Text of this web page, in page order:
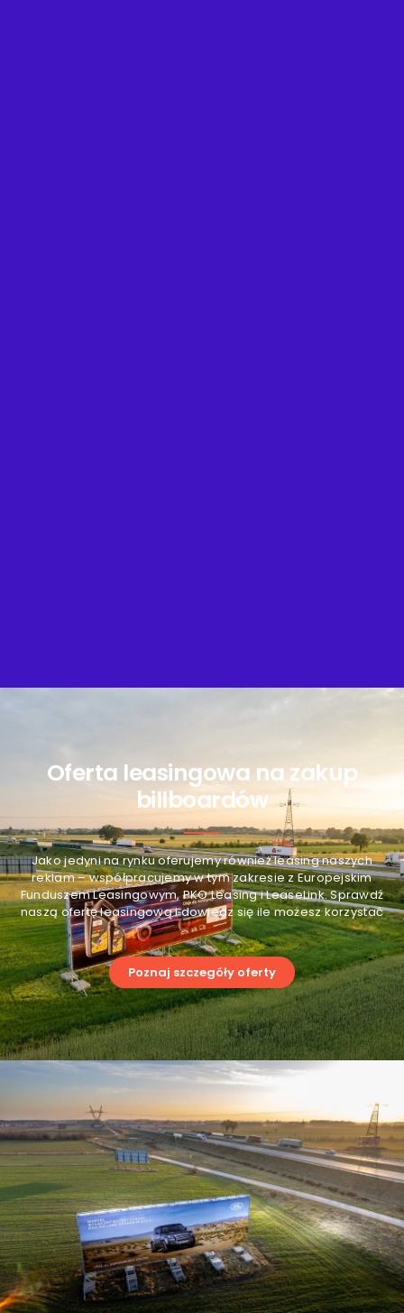
Oferta leasingowa na zakup
billboardów
Jako jedyni na rynku oferujemy również leasing naszych
reklam – współpracujemy w tym zakresie z Europejskim
Funduszem Leasingowym, PKO Leasing i LeaseLink. Sprawdź
naszą ofertę leasingową i dowiedz się ile możesz korzystać
Poznaj szczegóły oferty